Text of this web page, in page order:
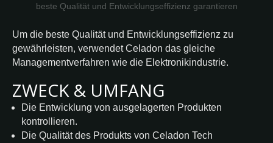
beste Qualität und Entwicklungseffizienz garantieren
Um die beste Qualität und Entwicklungseffizienz zu
gewährleisten, verwendet Celadon das gleiche
Managementverfahren wie die Elektronikindustrie.
ZWECK & UMFANG
Die Entwicklung von ausgelagerten Produkten
kontrollieren.
Die Qualität des Produkts von Celadon Tech